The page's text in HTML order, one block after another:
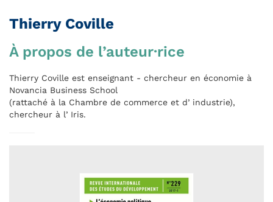
Thierry Coville
À propos de l’auteur·rice
Thierry Coville est enseignant - chercheur en économie à
Novancia Business School
(rattaché à la Chambre de commerce et dʼindustrie),
chercheur à lʼIris.